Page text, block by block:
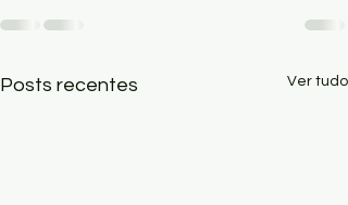
Posts recentes Ver tudo